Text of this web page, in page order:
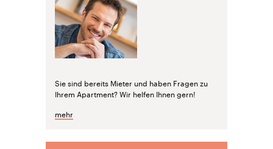
Sie sind bereits Mieter und haben Fragen zu
Ihrem Apartment? Wir helfen Ihnen gern!
mehr